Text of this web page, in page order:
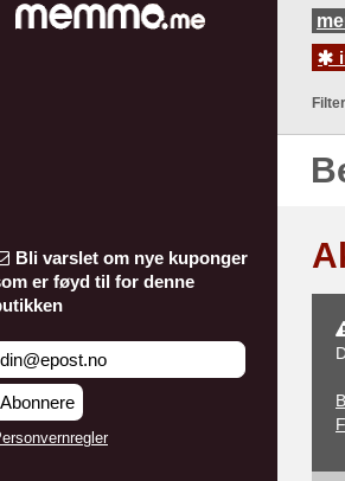
Bli varslet om nye kuponger
er føyd til for denne
Abonnere